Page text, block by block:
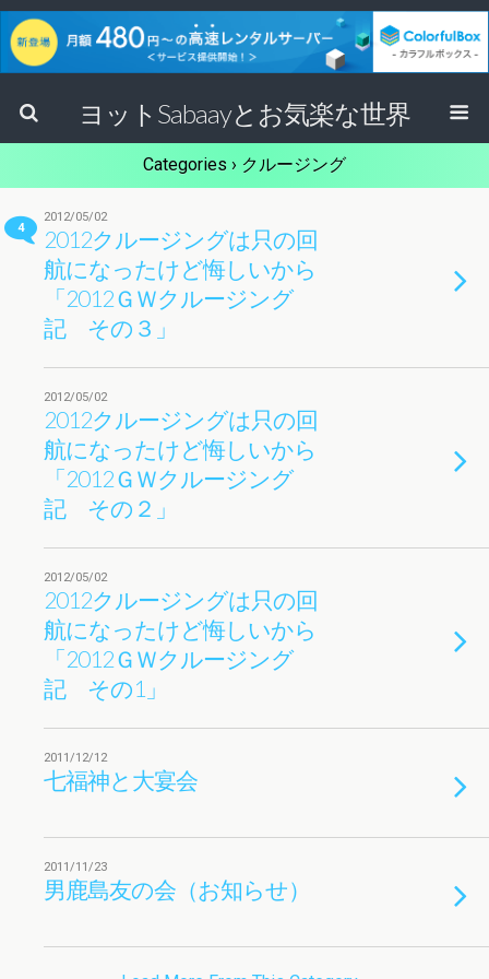
ヨットSabaayとお気楽な世界
Categories › クルージング
4
2012/05/02
2012クルージングは只の回
航になったけど悔しいから
「2012ＧＷクルージング
記 その３」
2012/05/02
2012クルージングは只の回
航になったけど悔しいから
「2012ＧＷクルージング
記 その２」
2012/05/02
2012クルージングは只の回
航になったけど悔しいから
「2012ＧＷクルージング
記 その1」
2011/12/12
七福神と大宴会
2011/11/23
男鹿島友の会（お知らせ）